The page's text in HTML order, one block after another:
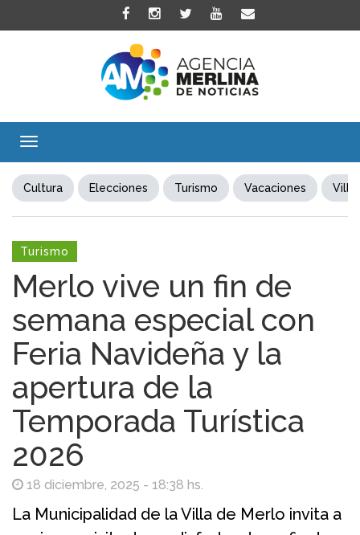
Toggle
Cultura Elecciones Turismo Vacaciones Villa
Turismo
Merlo vive un fin de
semana especial con
Feria Navideña y la
apertura de la
Temporada Turística
2026
18 diciembre, 2025 - 18:38 hs.
La Municipalidad de la Villa de Merlo invita a